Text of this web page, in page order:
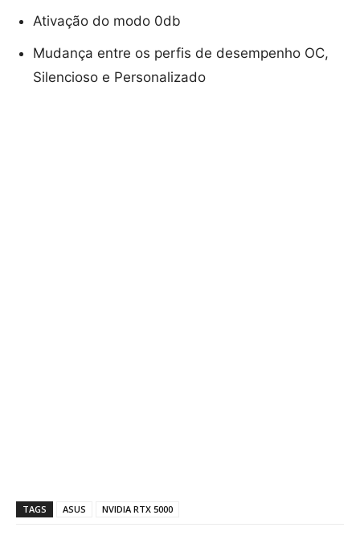
Ativação do modo 0db
Mudança entre os perfis de desempenho OC,
Silencioso e Personalizado
TAGS ASUS NVIDIA RTX 5000